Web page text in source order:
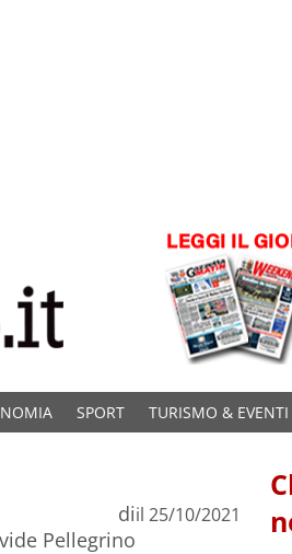
SPORT TURISMO & EVENTI
di
Pellegrino
il 25/10/2021